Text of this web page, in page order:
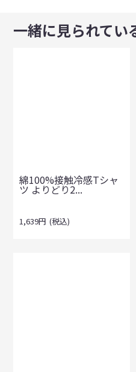
一緒に見られてい
綿100%接触冷感Tシャ
ツ よりどり2...
1,639円 (税込)